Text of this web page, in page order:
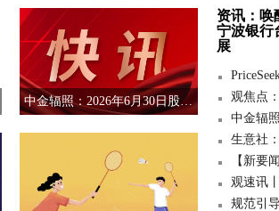
中金辐照：2026年6月30日股东人数为14,296人
资讯：
宁波银行
展
中金辐
生意社
观速讯